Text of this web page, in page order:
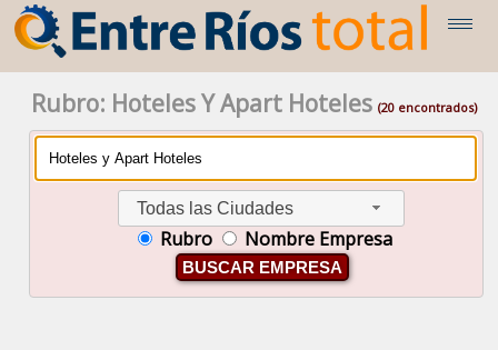
Rubro: Hoteles Y Apart Hoteles (20 encontrados)
Todas las Ciudades
Rubro Nombre Empresa
BUSCAR EMPRESA